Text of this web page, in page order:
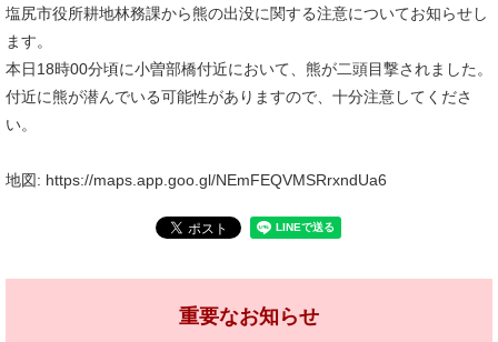
塩尻市役所耕地林務課から熊の出没に関する注意についてお知らせし
ます。
本日18時00分頃に小曽部橋付近において、熊が二頭目撃されました。
付近に熊が潜んでいる可能性がありますので、十分注意してくださ
い。
地図: https://maps.app.goo.gl/NEmFEQVMSRrxndUa6
重要なお知らせ